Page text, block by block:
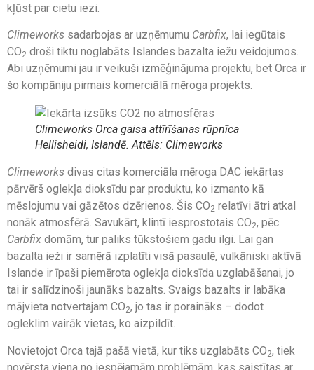
kļūst par cietu iezi.
Climeworks sadarbojas ar uzņēmumu Carbfix, lai iegūtais
CO2 droši tiktu noglabāts Islandes bazalta iežu veidojumos.
Abi uzņēmumi jau ir veikuši izmēģinājuma projektu, bet Orca ir
šo kompāniju pirmais komerciālā mēroga projekts.
Climeworks Orca gaisa attīrīšanas rūpnīca
Hellisheidi, Islandē. Attēls: Climeworks
Climeworks divas citas komerciāla mēroga DAC iekārtas
pārvērš oglekļa dioksīdu par produktu, ko izmanto kā
mēslojumu vai gāzētos dzērienos. Šis CO2 relatīvi ātri atkal
nonāk atmosfērā. Savukārt, klintī iesprostotais CO2, pēc
Carbfix domām, tur paliks tūkstošiem gadu ilgi. Lai gan
bazalta ieži ir samērā izplatīti visā pasaulē, vulkāniski aktīvā
Islande ir īpaši piemērota oglekļa dioksīda uzglabāšanai, jo
tai ir salīdzinoši jaunāks bazalts. Svaigs bazalts ir labāka
mājvieta notvertajam CO2, jo tas ir poraināks – dodot
ogleklim vairāk vietas, ko aizpildīt.
Novietojot Orca tajā pašā vietā, kur tiks uzglabāts CO2, tiek
novērsta viena no iespējamām problēmām, kas saistītas ar